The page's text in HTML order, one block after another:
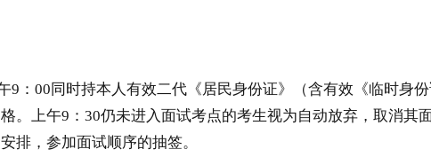
9：00同时持本人有效二代《居民身份证》（含有效《临时身
。上午9：30仍未进入面试考点的考生视为自动放弃，取消其面
排，参加面试顺序的抽签。